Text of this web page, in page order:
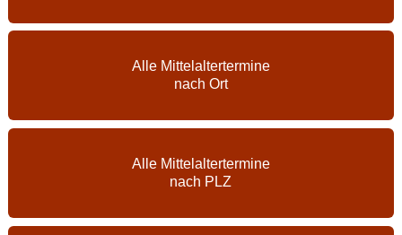
Alle Mittelaltertermine
nach Ort
Alle Mittelaltertermine
nach PLZ